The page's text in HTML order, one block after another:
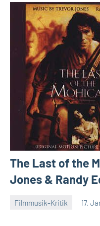
The Last of the
Jones & Randy
Filmmusik-Kritik 17.